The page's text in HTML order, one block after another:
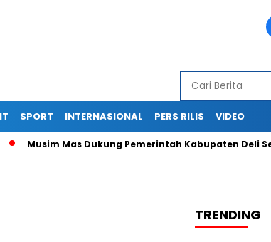
SPORT INTERNASIONAL PERS RILIS VIDEO
Mas Dukung Pemerintah Kabupaten Deli
TRENDING